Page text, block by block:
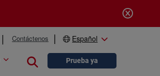
Contáctenos Español
Close searchPrueba ya